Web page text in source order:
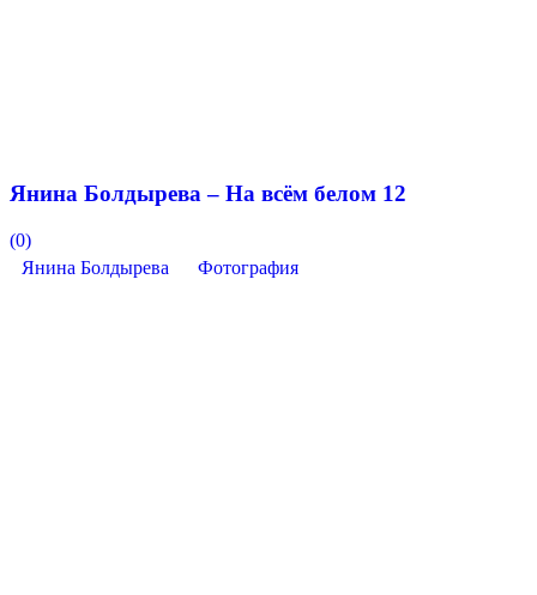
Янина Болдырева – На всём белом 12
(0)
Янина Болдырева
Фотография